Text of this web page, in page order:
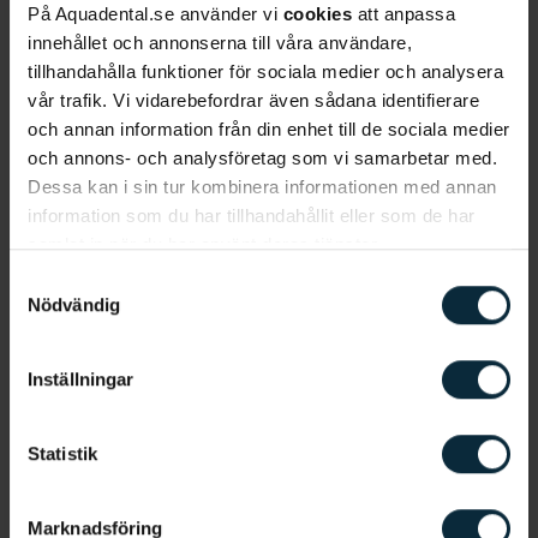
På Aquadental.se använder vi cookies att anpassa
innehållet och annonserna till våra användare,
tillhandahålla funktioner för sociala medier och analysera
vår trafik. Vi vidarebefordrar även sådana identifierare
och annan information från din enhet till de sociala medier
och annons- och analysföretag som vi samarbetar med.
Dessa kan i sin tur kombinera informationen med annan
information som du har tillhandahållit eller som de har
samlat in när du har använt deras tjänster.
Nödvändig
Inställningar
Statistik
Marknadsföring
att det finns kopplingar mellan din munhälsa och
din allmänhälsa. Detta blir oftast mer påtagligt ju
äldre man blir då sjukdomar och vissa läkemedel
kan påverka munhälsan. Studier visar även att det
finns ett samband mellan en dålig munhälsa och
systemsjukdomar som exempelvis diabetes samt
hjärt- och kärlsjukdomar.
Vanliga problem med munhälsan
munhälsa och olika munsjukdomar är olika vanliga
den vanligaste tandsjukdomen i alla åldrar och den
munhygien.